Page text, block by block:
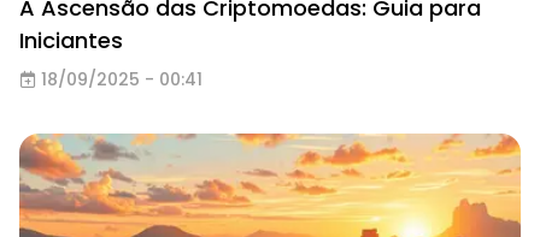
A Ascensão das Criptomoedas: Guia para
Iniciantes
18/09/2025 - 00:41